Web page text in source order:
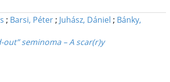
; Barsi, Péter; Juhász, Dániel ; Bánky,
seminoma – A scar(r)y